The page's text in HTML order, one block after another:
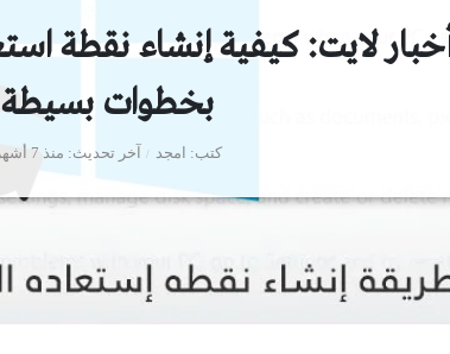
بخطوات بسيطة
كتب امجد آخر تحديث منذ 7 أشهر